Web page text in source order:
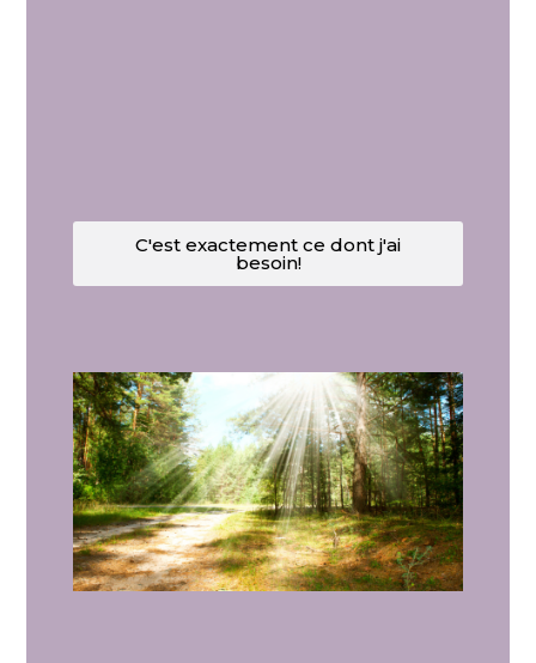
C'est exactement ce dont j'ai
besoin!